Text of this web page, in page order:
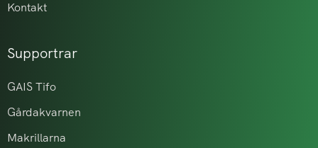
Kontakt
Supportrar
GAIS Tifo
Gårdakvarnen
Makrillarna